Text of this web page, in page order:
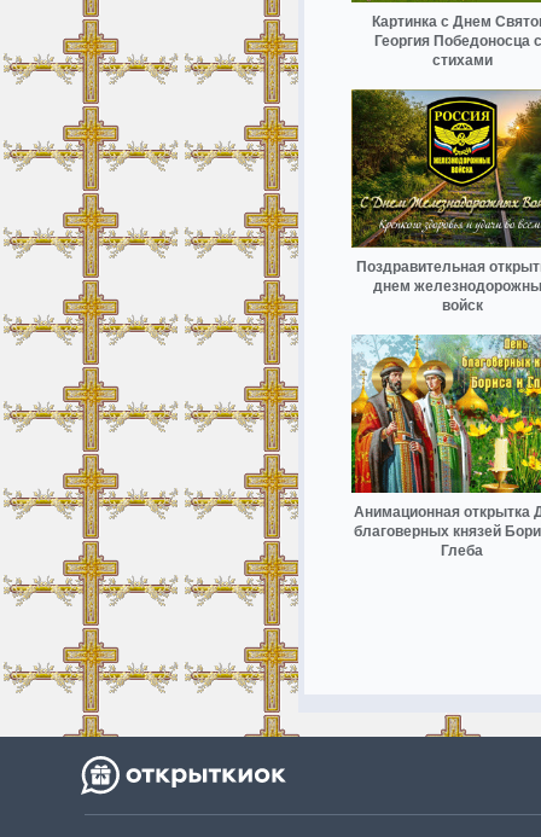
Картинка с Днем
Георгия Победоносца
стихами
Поздравительная
днем
войск
Анимационная открытка
благоверных князей
Глеба